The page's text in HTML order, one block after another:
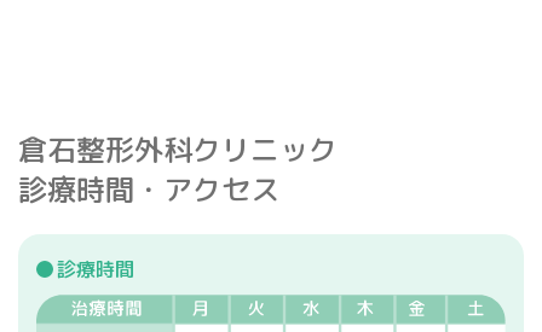
倉石整形外科クリニック
診療時間・アクセス
診療時間